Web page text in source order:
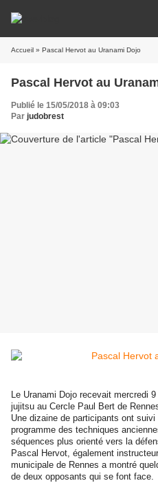
Accueil » Pascal Hervot au Uranami Dojo
Pascal Hervot au
Publié le 15/05/2018 à 09:03
Par judobrest
Le Uranami Dojo recevait mercredi
jujitsu au Cercle Paul Bert de
Une dizaine de participants ont
programme des techniques
séquences plus orienté vers la
Pascal Hervot, également
municipale de Rennes a montré
de deux opposants qui se font face.